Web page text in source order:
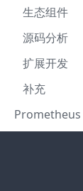
生态组件
源码分析
扩展开发
补充
Prometheus